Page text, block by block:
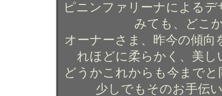
ピニンファリーナによる
みても、どこ
オーナーさま、昨今の傾
れほどに柔らかく、美
どうかこれからも今まで
少しでもそのお手伝